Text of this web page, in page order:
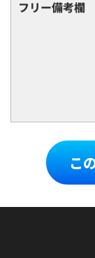
フリー備考欄
こ